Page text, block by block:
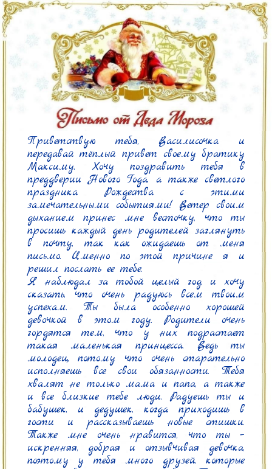
Приветствую тебя, Василисочка и
передавай тёплый привет своему братику
Максиму. Хочу поздравить тебя в
преддверии Нового Года, а также светлого
праздника Рождества с этими
замечательными событиями! Ветер своим
дыханием принес мне весточку, что ты
просишь каждый день родителей заглянуть
в почту, так как ожидаешь от меня
письмо. Именно по этой причине я и
решил послать ее тебе.
Я наблюдал за тобой целый год, и хочу
сказать, что очень радуюсь всем твоим
успехам. Ты была особенно хорошей
девочкой в этом году. Родители очень
гордятся тем, что у них подрастает
такая маленькая принцесса. Ведь ты
молодец, потому что очень старательно
исполняешь все свои обязанности. Тебя
хвалят не только мама и папа, а также
и все близкие тебе люди. Радуешь ты и
бабушек, и дедушек, когда приходишь в
гости и рассказываешь новые стишки.
Также мне очень нравится, что ты –
искренняя, добрая и отзывчивая девочка,
поэтому у тебя много друзей, которые